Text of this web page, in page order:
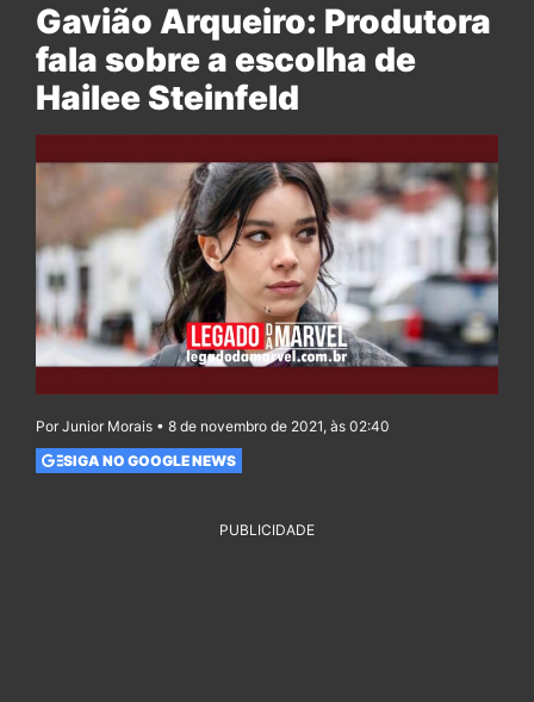
Gavião Arqueiro: Produtora
fala sobre a escolha de
Hailee Steinfeld
Por Junior Morais • 8 de novembro de 2021, às 02:40
SIGA NO GOOGLE NEWS
PUBLICIDADE